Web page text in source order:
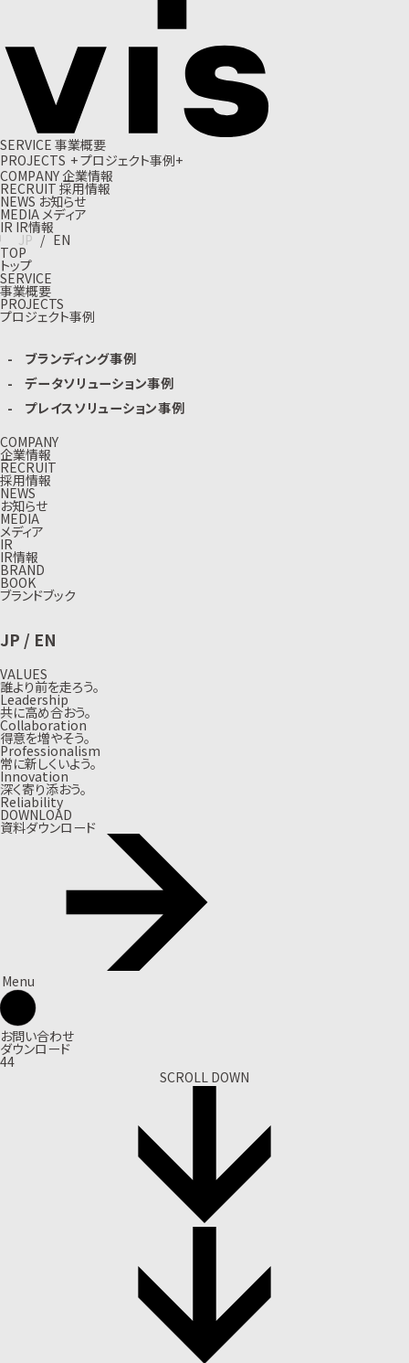
SERVICE 事業概要
PROJECTS +プロジェクト事例+
COMPANY企業情報
RECRUIT 採用情報
NEWS お知らせ
MEDIA メディア
IR IR情報
JP / EN
TOP
トップ
SERVICE
事業概要
PROJECTS
プロジェクト事例
ブランディング事例
データソリューション事例
プレイスソリューション事例
COMPANY
企業情報
RECRUIT
採用情報
NEWS
お知らせ
MEDIA
メディア
IR
IR情報
BRAND
BOOK
ブランドブック
JP / EN
VALUES
誰より前を走ろう。
Leadership
共に高め合おう。
Collaboration
得意を増やそう。
Professionalism
常に新しくいよう。
Innovation
深く寄り添おう。
Reliability
DOWNLOAD
資料ダウンロード
Menu
お問い合わせ
ダウンロード
44
SCROLL DOWN